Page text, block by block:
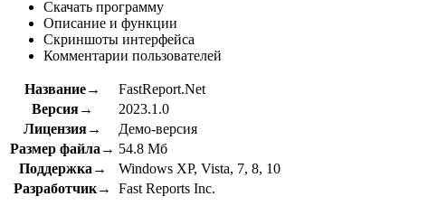
Скачать программу
Описание и функции
Скриншоты интерфейса
Комментарии пользователей
Название→
FastReport.Net
Версия→
2023.1.0
Лицензия→
Демо-версия
Размер файла→ 54.8 Мб
Поддержка→
Windows XP, Vista, 7, 8, 10
Разработчик→
Fast Reports Inc.